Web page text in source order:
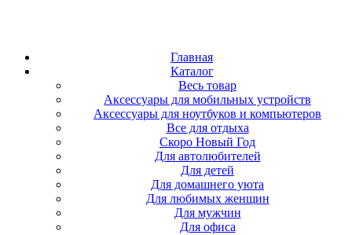
Главная
Каталог
Весь товар
Аксессуары для мобильных устройств
Аксессуары для ноутбуков и компьютеров
Все для отдыха
Скоро Новый Год
Для автолюбителей
Для детей
Для домашнего уюта
Для любимых женщин
Для мужчин
Для офиса